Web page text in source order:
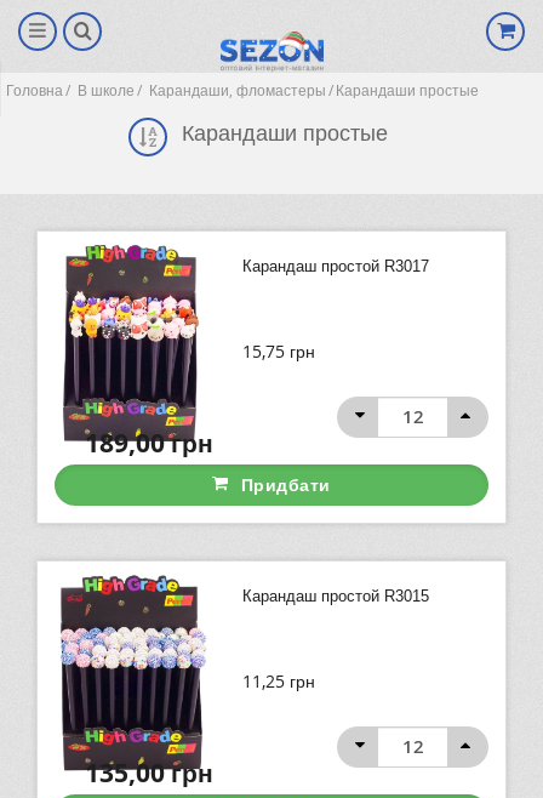
Головна В школе Карандаши, фломастеры Карандаши простые
Карандаши простые
Карандаш простой R3017
15,75 грн
189,00грн
Придбати
Карандаш простой R3015
11,25 грн
135,00грн